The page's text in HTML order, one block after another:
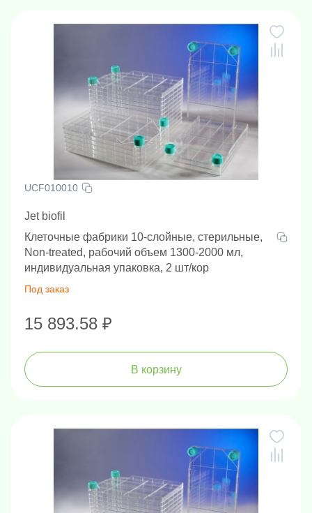
UCF010010
Jet biofil
Клеточные фабрики 10-слойные, стерильные,
Non-treated, рабочий объем 1300-2000 мл,
индивидуальная упаковка, 2 шт/кор
Под заказ
15 893.58 ₽
В корзину